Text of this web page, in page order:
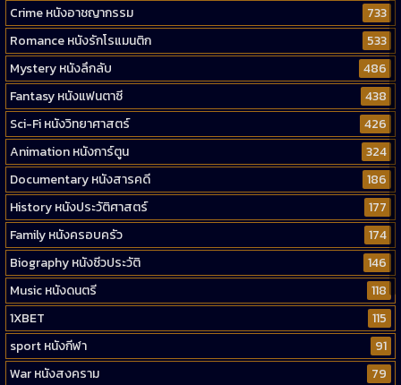
Crime หนังอาชญากรรม
733
Romance หนังรักโรแมนติก
533
Mystery หนังลึกลับ
486
Fantasy หนังแฟนตาซี
438
Sci-Fi หนังวิทยาศาสตร์
426
Animation หนังการ์ตูน
324
Documentary หนังสารคดี
186
History หนังประวัติศาสตร์
177
Family หนังครอบครัว
174
Biography หนังชีวประวัติ
146
Music หนังดนตรี
118
1XBET
115
sport หนังกีฬา
91
War หนังสงคราม
79